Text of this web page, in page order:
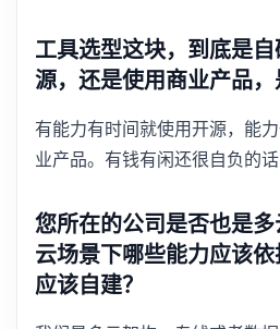
工具选型这块，到底是
源，还是使用商业产品，
有能力有时间就使用开源，能
业产品。有钱有闲还很自负的
您所在的公司是否也是
云场景下哪些能力应该
应该自建？